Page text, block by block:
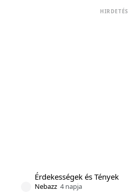
HIRDETÉS
Érdekességek és Tények
Nebazz 4 napja